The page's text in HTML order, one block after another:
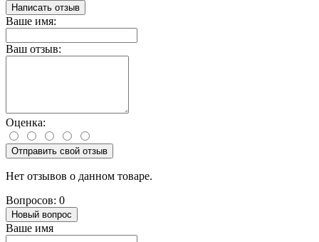
Написать отзыв
Ваше имя:
Ваш отзыв:
Оценка:
Отправить свой отзыв
Нет отзывов о данном товаре.
Вопросов: 0
Новый вопрос
Ваше имя